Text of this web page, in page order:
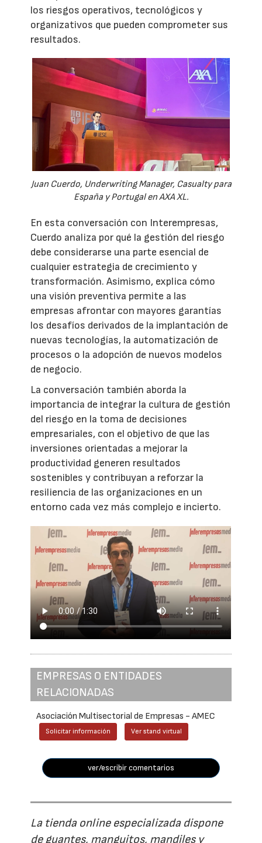
los riesgos operativos, tecnológicos y
organizativos que pueden comprometer sus
resultados.
Juan Cuerdo, Underwriting Manager, Casualty para
España y Portugal en AXA XL.
En esta conversación con Interempresas,
Cuerdo analiza por qué la gestión del riesgo
debe considerarse una parte esencial de
cualquier estrategia de crecimiento y
transformación. Asimismo, explica cómo
una visión preventiva permite a las
empresas afrontar con mayores garantías
los desafíos derivados de la implantación de
nuevas tecnologías, la automatización de
procesos o la adopción de nuevos modelos
de negocio.
La conversación también aborda la
importancia de integrar la cultura de gestión
del riesgo en la toma de decisiones
empresariales, con el objetivo de que las
inversiones orientadas a mejorar la
productividad generen resultados
sostenibles y contribuyan a reforzar la
resiliencia de las organizaciones en un
entorno cada vez más complejo e incierto.
EMPRESAS O ENTIDADES
RELACIONADAS
Asociación Multisectorial de Empresas - AMEC
Solicitar información Ver stand virtual
ver/escribir comentarios
La tienda online especializada dispone
de guantes, manguitos, mandiles y